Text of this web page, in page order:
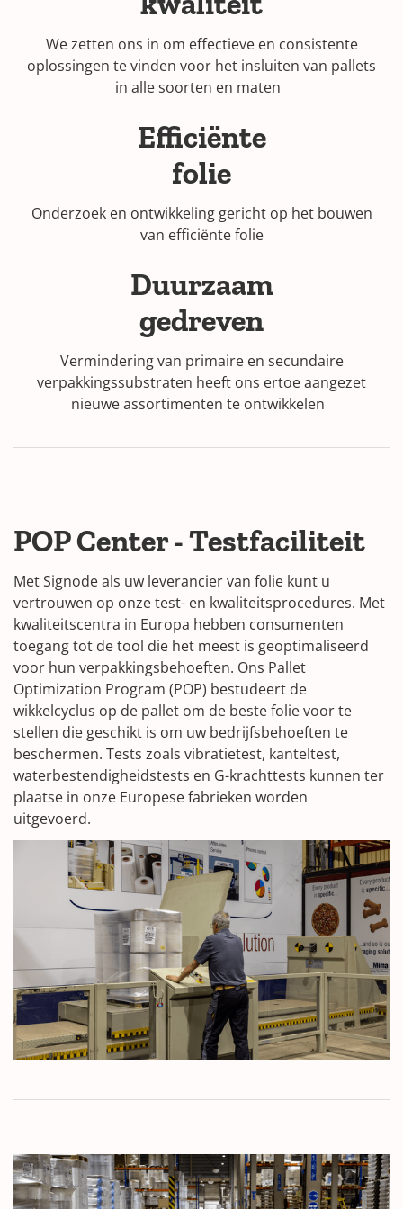
We zetten ons in om effectieve en consistente
oplossingen te vinden voor het insluiten van pallets
in alle soorten en maten
Efficiënte
folie
Onderzoek en ontwikkeling gericht op het bouwen
van efficiënte folie
Duurzaam
gedreven
Vermindering van primaire en secundaire
verpakkingssubstraten heeft ons ertoe aangezet
nieuwe assortimenten te ontwikkelen
POP Center - Testfaciliteit
Met Signode als uw leverancier van folie kunt u
vertrouwen op onze test- en kwaliteitsprocedures. Met
kwaliteitscentra in Europa hebben consumenten
toegang tot de tool die het meest is geoptimaliseerd
voor hun verpakkingsbehoeften. Ons Pallet
Optimization Program (POP) bestudeert de
wikkelcyclus op de pallet om de beste folie voor te
stellen die geschikt is om uw bedrijfsbehoeften te
beschermen. Tests zoals vibratietest, kanteltest,
waterbestendigheidstests en G-krachttests kunnen ter
plaatse in onze Europese fabrieken worden
uitgevoerd.